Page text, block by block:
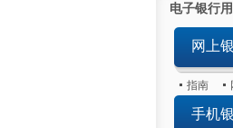
电子银行
网上
指南
手机